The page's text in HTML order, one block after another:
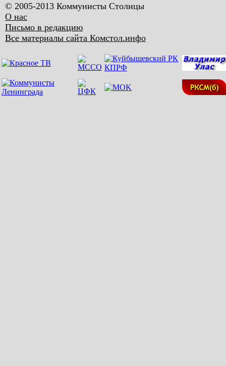
© 2005-2013 Коммунисты Столицы
О нас
Письмо в редакцию
Все материалы сайта Комстол.инфо